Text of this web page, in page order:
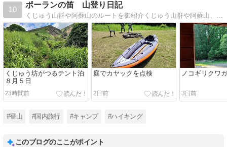
10
ポーランの笛 山登り日記
くじゅう山群や阿蘇山のルートを御紹介くじゅう山群や阿蘇山、祖母山のルートや温泉なども御紹介。
くじゅう坊がつるテント泊
８月５日
23時間前
庭でカヤックを点検
2日前
ノコギリクワ
3日前
#登山 #国内旅行 #キャンプ #ハイキング
このブログのここがポイント